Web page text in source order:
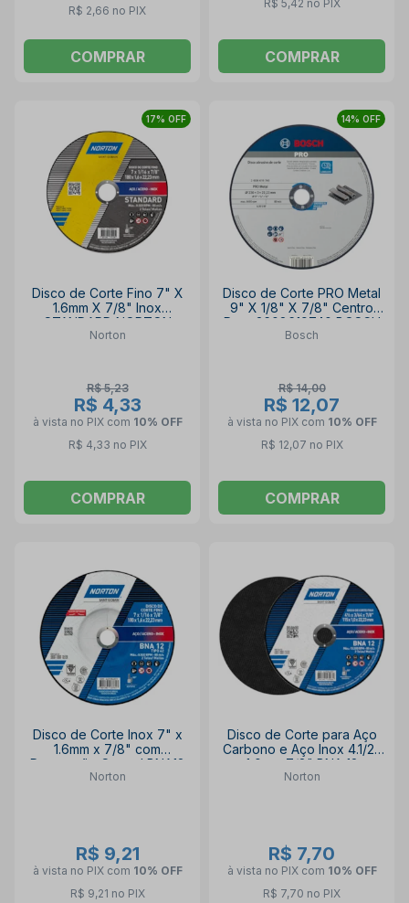
R$ 2,66 no PIX
COMPRAR
R$ 5,42 no PIX
COMPRAR
17% OFF
Disco de Corte Fino 7" X
1.6mm X 7/8" Inox
STANDARD NORTON
Norton
R$ 5,23
R$ 4,33
à vista no PIX com 10% OFF
R$ 4,33 no PIX
COMPRAR
14% OFF
Disco de Corte PRO Metal
9" X 1/8" X 7/8" Centro
Reto 2608619740 BOSCH
Bosch
R$ 14,00
R$ 12,07
à vista no PIX com 10% OFF
R$ 12,07 no PIX
COMPRAR
Disco de Corte Inox 7" x
1.6mm x 7/8" com
Depressão Central BNA12
NORTON
Norton
R$ 9,21
à vista no PIX com 10% OFF
R$ 9,21 no PIX
Disco de Corte para Aço
Carbono e Aço Inox 4.1/2"
1,0mm 7/8" BNA 12
UPGRADE NORTON
Norton
R$ 7,70
à vista no PIX com 10% OFF
R$ 7,70 no PIX